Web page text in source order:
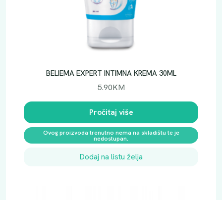
BELIEMA EXPERT INTIMNA KREMA 30ML
5.90KM
Pročitaj više
Ovog proizvoda trenutno nema na skladištu te je
nedostupan.
Dodaj na listu želja